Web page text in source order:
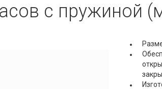
с пружиной